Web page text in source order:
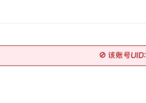
🚫 该账号